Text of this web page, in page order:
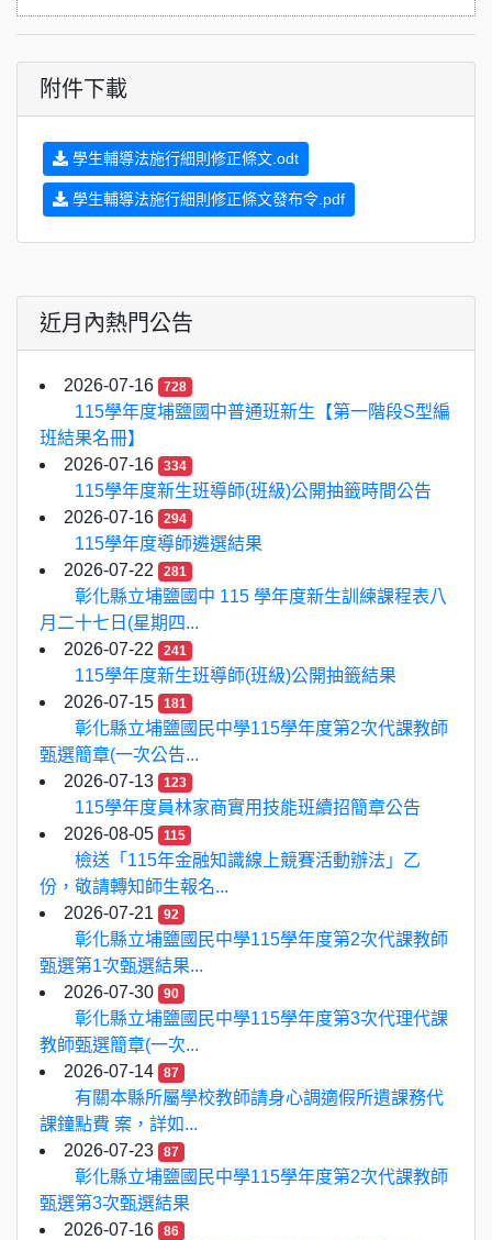
附件下載
學生輔導法施行細則修正條文.odt
學生輔導法施行細則修正條文發布令.pdf
近月內熱門公告
2026-07-16 728
115學年度埔鹽國中普通班新生【第一階段S型編
班結果名冊】
2026-07-16
334
115學年度新生班導師(班級)公開抽籤時間公告
2026-07-16
294
115學年度導師遴選結果
2026-07-22
281
彰化縣立埔鹽國中 115 學年度新生訓練課程表八
月二十七日(星期四...
2026-07-22
241
115學年度新生班導師(班級)公開抽籤結果
2026-07-15
181
彰化縣立埔鹽國民中學115學年度第2次代課教師
甄選簡章(一次公告...
2026-07-13
123
115學年度員林家商實用技能班續招簡章公告
2026-08-05
115
檢送「115年金融知識線上競賽活動辦法」乙
份，敬請轉知師生報名...
2026-07-21
92
彰化縣立埔鹽國民中學115學年度第2次代課教師
甄選第1次甄選結果...
2026-07-30
90
彰化縣立埔鹽國民中學115學年度第3次代理代課
教師甄選簡章(一次...
2026-07-14
87
有關本縣所屬學校教師請身心調適假所遺課務代
課鐘點費 案，詳如...
2026-07-23
87
彰化縣立埔鹽國民中學115學年度第2次代課教師
甄選第3次甄選結果
2026-07-16
86